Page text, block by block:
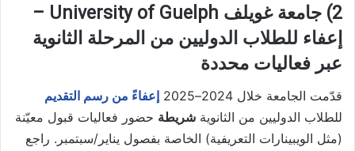
2) جامعة غويلف University of Guelph –
إعفاء للطلاب الدوليين من المرحلة الثانوية
عبر فعاليات محددة
قدّمت الجامعة خلال 2024–2025
إعفاءً من رسم التقديم
للطلاب الدوليين من الثانوية شريطة حضور فعاليات قبول معيّنة
(مثل الويبينارات التعريفية) الخاصة بفصول يناير/سبتمبر. راجع